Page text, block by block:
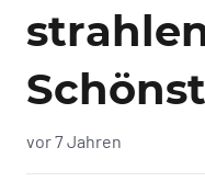
vor 7 Jahren